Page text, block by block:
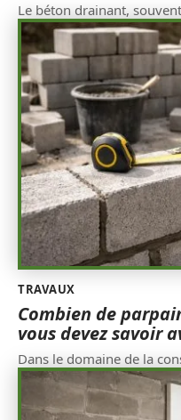
Le béton drainant,
TRAVAUX
Combien de
vous devez savoir
Dans le domaine de la